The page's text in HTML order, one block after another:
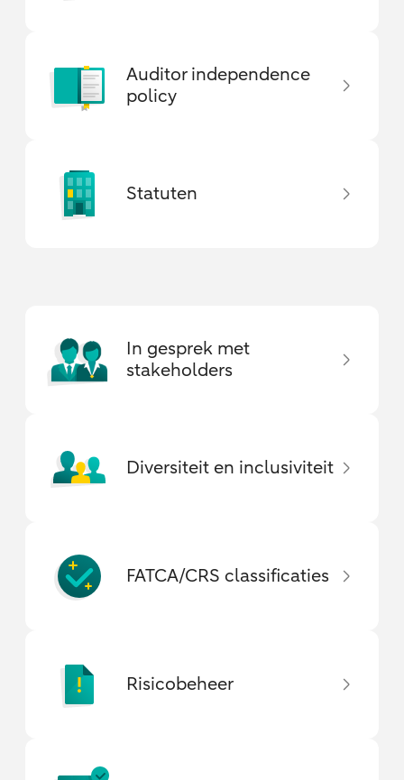
Auditor independence
policy
Statuten
In gesprek met
stakeholders
Diversiteit en inclusiviteit
FATCA/CRS classificaties
Risicobeheer